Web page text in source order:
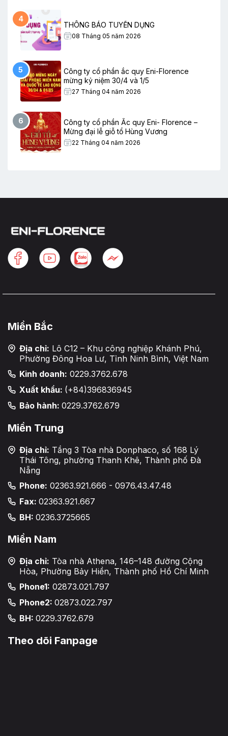
4
THÔNG BÁO TUYỂN DỤNG
08 Tháng 05 năm 2026
5
Công ty cổ phần ắc quy Eni-Florence
mừng kỷ niệm 30/4 và 1/5
27 Tháng 04 năm 2026
6
Công ty cổ phần Ắc quy Eni- Florence –
Mừng đại lễ giỗ tổ Hùng Vương
22 Tháng 04 năm 2026
Miền Bắc
Địa chỉ: Lô C12 – Khu công nghiệp Khánh Phú,
Phường Đông Hoa Lư, Tỉnh Ninh Bình, Việt Nam
Kinh doanh: 0229.3762.678
Xuất khẩu: (+84)396836945
Bảo hành: 0229.3762.679
Miền Trung
Địa chỉ: Tầng 3 Tòa nhà Donphaco, số 168 Lý
Thái Tông, phường Thanh Khê, Thành phố Đà
Nẵng
Phone: 02363.921.666 - 0976.43.47.48
Fax: 02363.921.667
BH: 0236.3725665
Miền Nam
Địa chỉ: Tòa nhà Athena, 146–148 đường Cộng
Hòa, Phường Bảy Hiền, Thành phố Hồ Chí Minh
Phone1: 02873.021.797
Phone2: 02873.022.797
BH: 0229.3762.679
Theo dõi Fanpage